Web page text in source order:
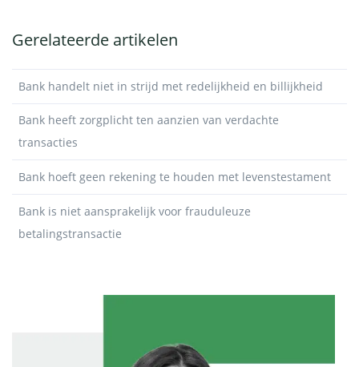
Gerelateerde artikelen
Bank handelt niet in strijd met redelijkheid en billijkheid
Bank heeft zorgplicht ten aanzien van verdachte
transacties
Bank hoeft geen rekening te houden met levenstestament
Bank is niet aansprakelijk voor frauduleuze
betalingstransactie